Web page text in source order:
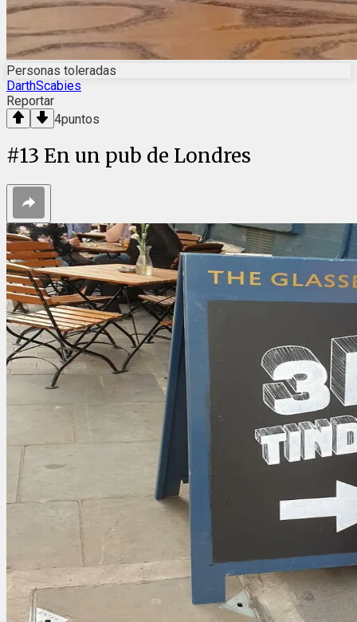
Personas toleradas
DarthScabies
Reportar
4puntos
#13 En un pub de Londres